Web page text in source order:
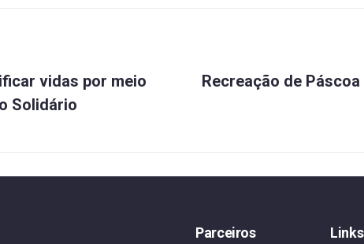
vidas por meio
Solidário
Recreação de
Parceiros